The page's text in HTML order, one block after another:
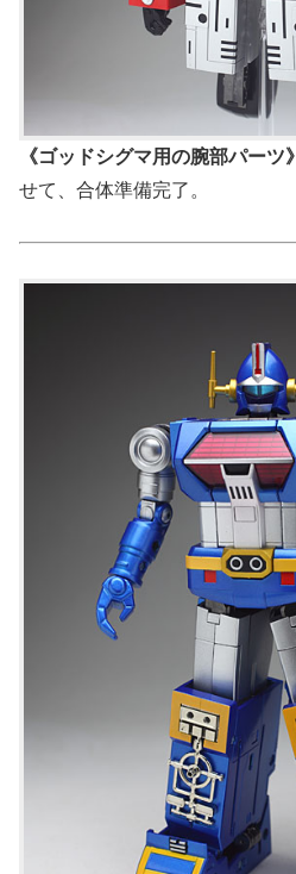
《ゴッドシグマ用の腕部パーツ》
せて、合体準備完了。